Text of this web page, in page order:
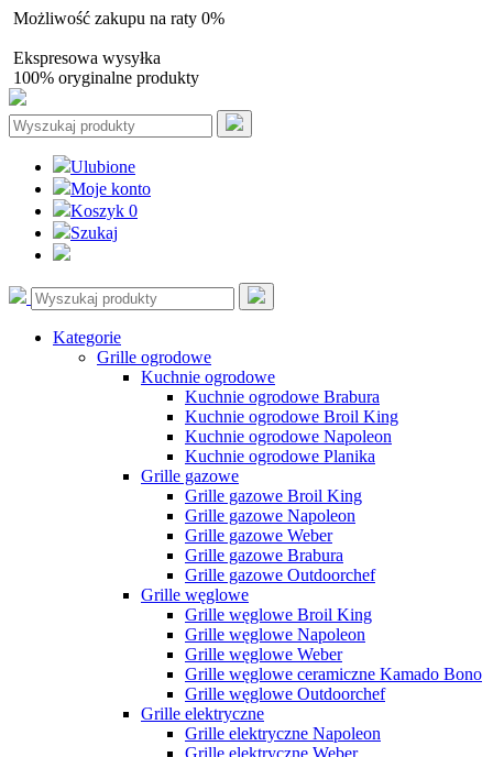
Możliwość zakupu na raty 0%
Ekspresowa wysyłka
100% oryginalne produkty
Ulubione
Moje konto
Koszyk 0
Szukaj
Kategorie
Grille ogrodowe
Kuchnie ogrodowe
Kuchnie ogrodowe Brabura
Kuchnie ogrodowe Broil King
Kuchnie ogrodowe Napoleon
Kuchnie ogrodowe Planika
Grille gazowe
Grille gazowe Broil King
Grille gazowe Napoleon
Grille gazowe Weber
Grille gazowe Brabura
Grille gazowe Outdoorchef
Grille węglowe
Grille węglowe Broil King
Grille węglowe Napoleon
Grille węglowe Weber
Grille węglowe ceramiczne Kamado Bono
Grille węglowe Outdoorchef
Grille elektryczne
Grille elektryczne Napoleon
Grille elektryczne Weber